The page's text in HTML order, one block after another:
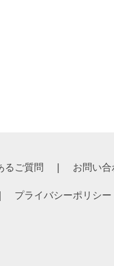
るご質問 お問い合
プライバシーポリシー